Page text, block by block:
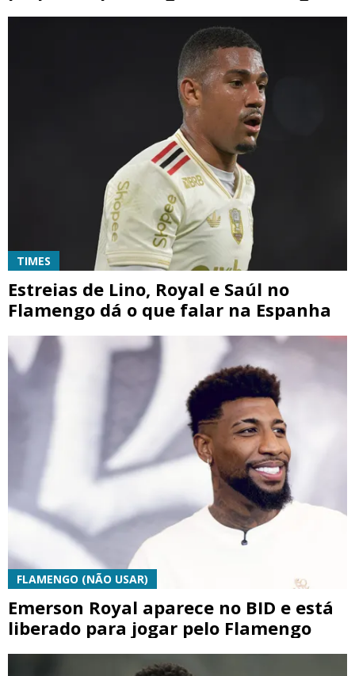
TIMES
Estreias de Lino, Royal e Saúl no
Flamengo dá o que falar na Espanha
FLAMENGO (NÃO USAR)
Emerson Royal aparece no BID e está
liberado para jogar pelo Flamengo